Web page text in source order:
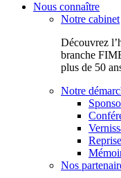
Nous connaître
Notre cabinet
Découvrez
branche
plus de 50
Notre
Nos